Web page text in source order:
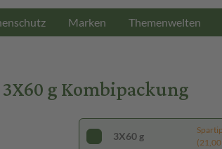
Marken Themenwelten
g Kombipackung
3X60 g
(21,00